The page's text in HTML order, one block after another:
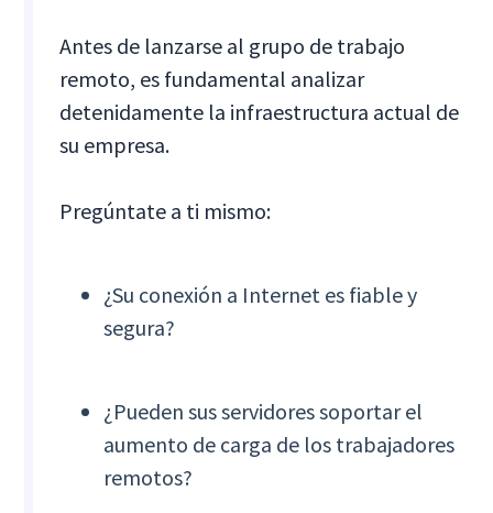
Antes de lanzarse al grupo de trabajo
remoto, es fundamental analizar
detenidamente la infraestructura actual de
su empresa.
Pregúntate a ti mismo:
¿Su conexión a Internet es fiable y
segura?
¿Pueden sus servidores soportar el
aumento de carga de los trabajadores
remotos?